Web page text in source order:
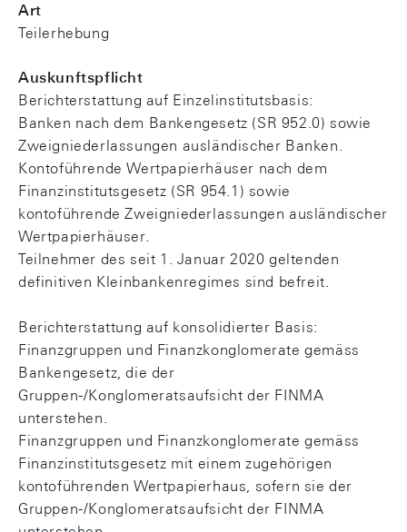
Art
Teilerhebung
Auskunftspflicht
Berichterstattung auf Einzelinstitutsbasis:
Banken nach dem Bankengesetz (SR 952.0) sowie
Zweigniederlassungen ausländischer Banken.
Kontoführende Wertpapierhäuser nach dem
Finanzinstitutsgesetz (SR 954.1) sowie
kontoführende Zweigniederlassungen ausländischer
Wertpapierhäuser.
Teilnehmer des seit 1. Januar 2020 geltenden
definitiven Kleinbankenregimes sind befreit.
Berichterstattung auf konsolidierter Basis:
Finanzgruppen und Finanzkonglomerate gemäss
Bankengesetz, die der
Gruppen-/Konglomeratsaufsicht der FINMA
unterstehen.
Finanzgruppen und Finanzkonglomerate gemäss
Finanzinstitutsgesetz mit einem zugehörigen
kontoführenden Wertpapierhaus, sofern sie der
Gruppen-/Konglomeratsaufsicht der FINMA